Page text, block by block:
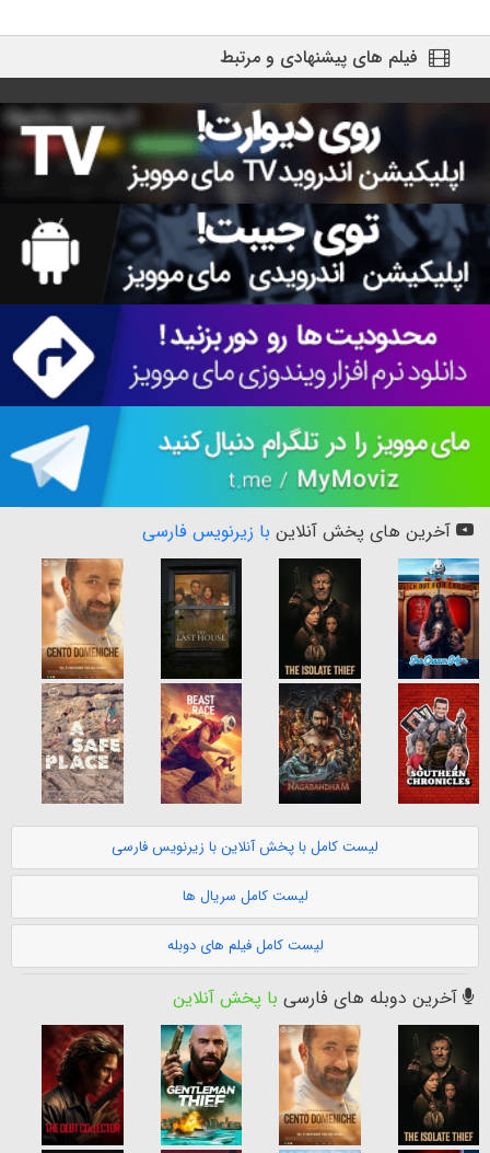
فیلم های پیشنهادی و مرتبط
آخرین های پخش آنلاین با زیرنویس فارسی
لیست کامل با پخش آنلاین با زیرنویس فارسی
لیست کامل سریال ها
لیست کامل فیلم های دوبله
آخرین دوبله های فارسی با پخش آنلاین